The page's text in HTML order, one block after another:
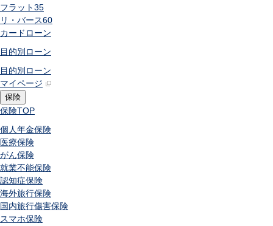
フラット35
リ・バース60
カードローン
目的別ローン
目的別ローン
マイページ
保険
保険TOP
個人年金保険
医療保険
がん保険
就業不能保険
認知症保険
海外旅行保険
国内旅行傷害保険
スマホ保険